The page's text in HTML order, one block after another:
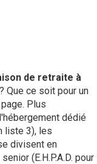
de retraite à
Que ce soit pour un
Plus
dédié
liste 3), les
divisent en
(E.H.P.A.D. pour